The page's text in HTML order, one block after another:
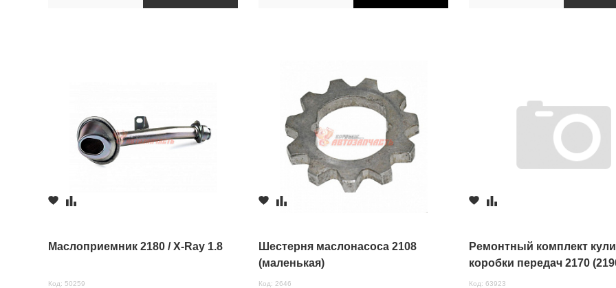
Маслоприемник 2180 / X-Ray 1.8
Код: 50259
Шестерня маслонасоса 2108
(маленькая)
Код: 2646
Ремонтный комплект
коробки передач 2170
Код: 63923